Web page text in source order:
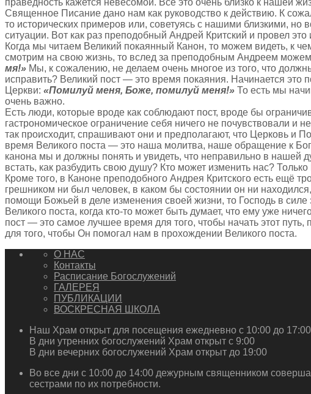
Священное Писание дано нам как руководство к действию. К
то исторических примеров или, советуясь с нашими близкими, но
ситуации. Вот как раз преподобный Андрей Критский и провел это
Когда мы читаем Великий покаянный Канон, то можем видеть, к
смотрим на свою жизнь, то вслед за преподобным Андреем можем
мя!» Мы, к сожалению, не делаем очень многое из того, что
исправить? Великий пост — это время покаяния. Начинается
Церкви: «Помилуй меня, Боже, помилуй меня!» То есть мы
очень важно.
Есть люди, которые вроде как соблюдают пост, вроде бы
гастрономическое ограничение себя ничего не почувствовали
так происходит, спрашивают они и предполагают, что Церковь и
время Великого поста — это наша молитва, наше обращение к
канона мы и должны понять и увидеть, что неправильно в нашей
встать, как разбудить свою душу? Кто может изменить нас? Только
Кроме того, в Каноне преподобного Андрея Критского есть ещё
грешником ни был человек, в каком бы состоянии он ни
помощи Божьей в деле изменения своей жизни, то Господь в
Великого поста, когда кто-то может быть думает, что ему уже
пост — это самое лучшее время для того, чтобы начать этот
для того, чтобы Он помогал нам в прохождении Великого поста.
О НАС
Контакты
Расписание Богослужений
ГАЛЕРЕЯ
ПУБЛИКАЦИИ
ВОСКРЕСНАЯ ШКОЛА
Наш Храм открыт для посещения ежедневно с 10:00 до 17:00
В дни утренних богослужений Храм открыт с 9:00
В дни вечерних богослужений Храм открыт до 19:00
Во все дни с 10:00 до 14:00 дежурным священником
сестрами по их потребности.